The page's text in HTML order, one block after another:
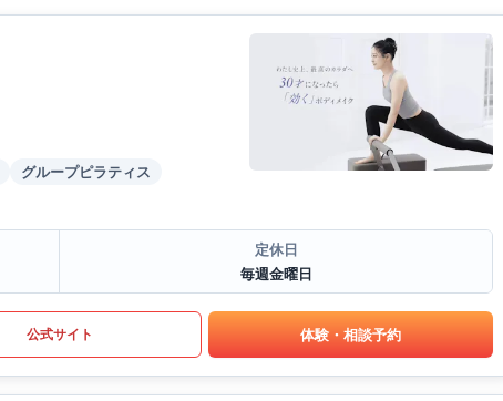
グループピラティス
定休日
毎週金曜日
公式サイト 体験・相談予約